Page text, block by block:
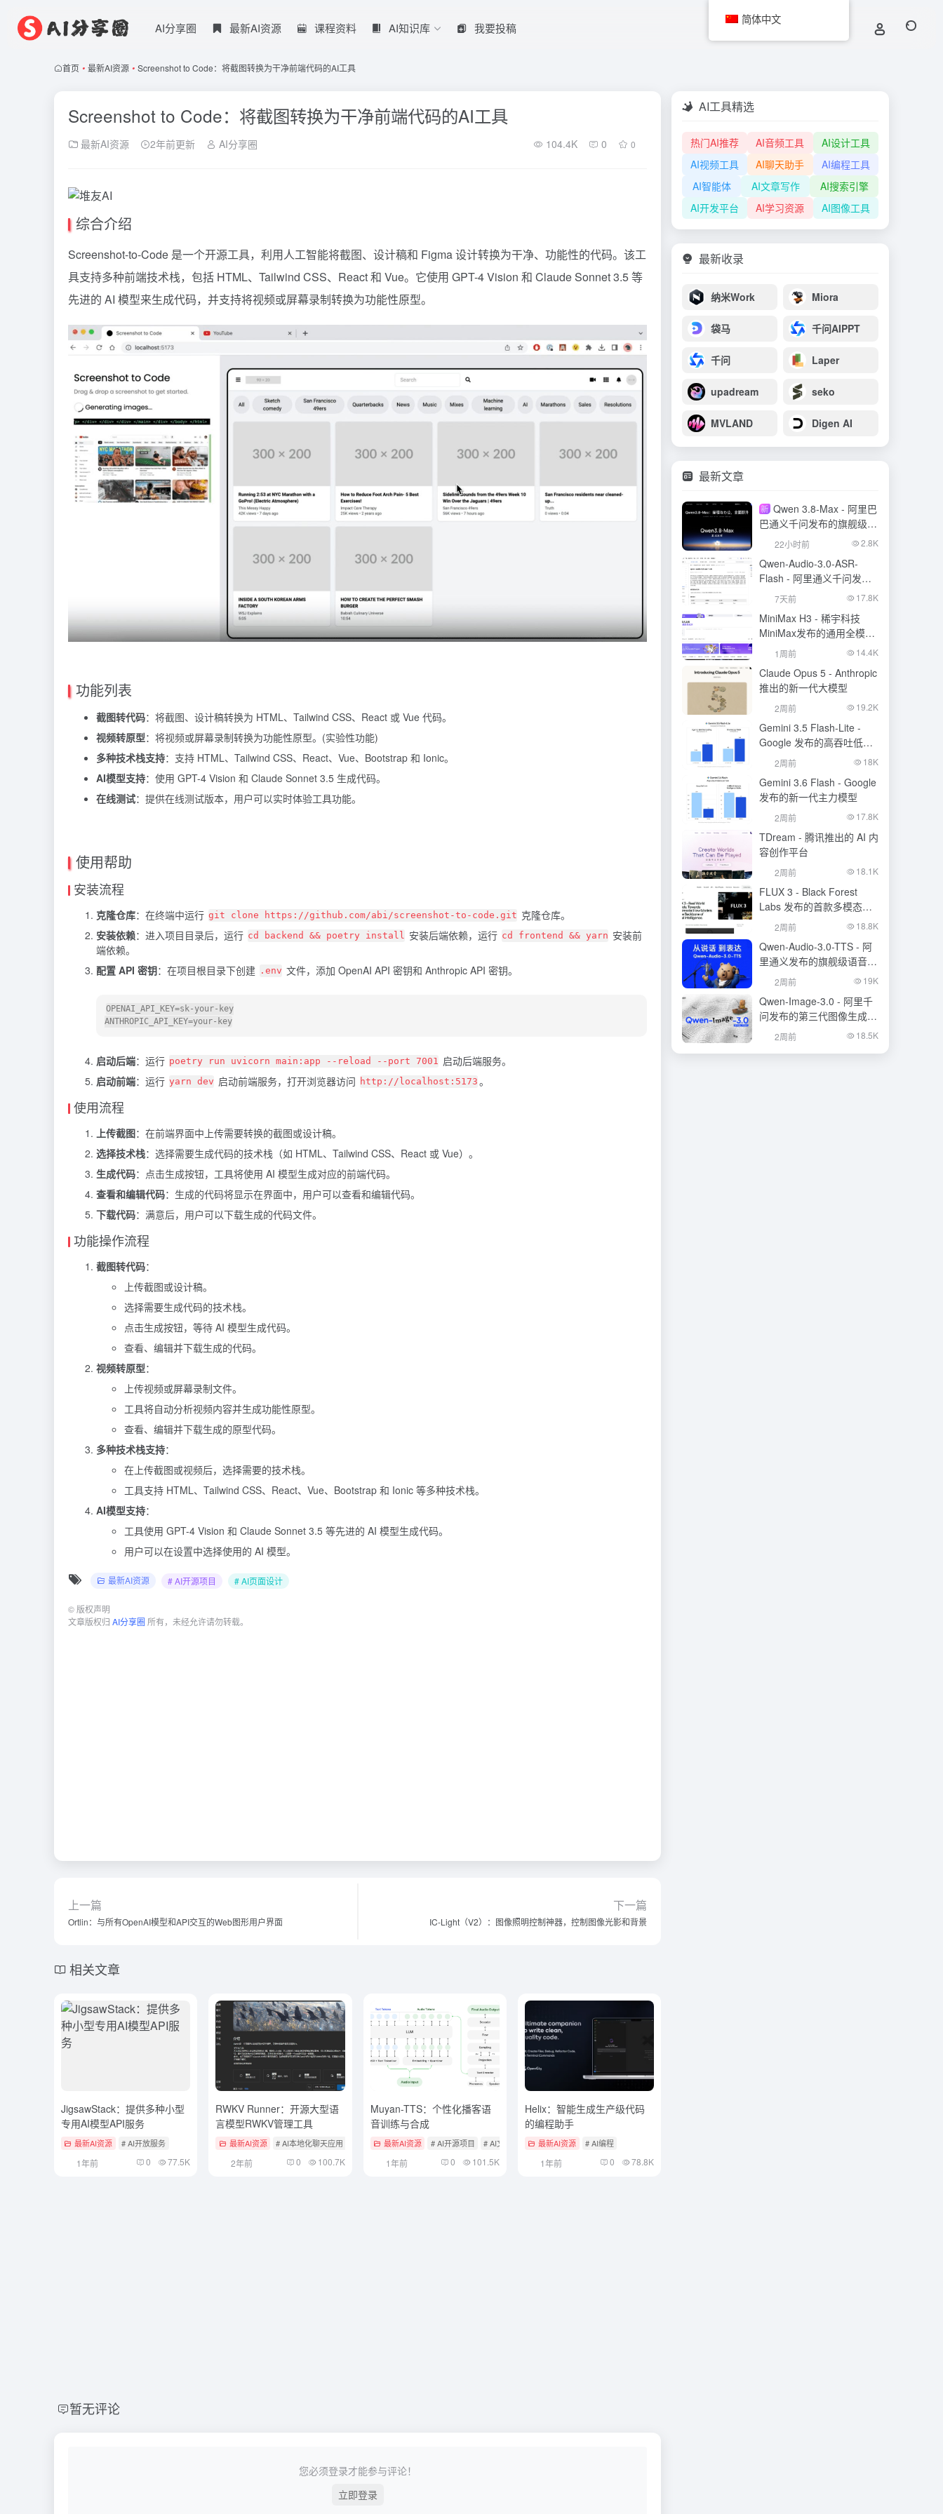
AI分享圈 最新AI资源 课程资料 AI知识库 我要投稿
首页 • 最新AI资源 • Screenshot to Code：将截图转换为干净前端代码的AI工具
Screenshot to Code：将截图转换为干净前端代码的AI工具
最新AI资源 2年前更新 AI分享圈 104.4K 0 0
综合介绍
Screenshot-to-Code 是一个开源工具，利用人工智能将截图、设计稿和 Figma 设计转换为干净、功能性的代码。该工
具支持多种前端技术栈，包括 HTML、Tailwind CSS、React 和 Vue。它使用 GPT-4 Vision 和 ClaudeSonnet 3.5 等
先进的 AI 模型来生成代码，并支持将视频或屏幕录制转换为功能性原型。
功能列表
截图转代码：将截图、设计稿转换为 HTML、Tailwind CSS、React 或 Vue 代码。
视频转原型：将视频或屏幕录制转换为功能性原型。(实验性功能)
多种技术栈支持：支持 HTML、Tailwind CSS、React、Vue、Bootstrap 和 Ionic。
AI模型支持：使用 GPT-4 Vision 和 Claude Sonnet 3.5 生成代码。
在线测试：提供在线测试版本，用户可以实时体验工具功能。
使用帮助
安装流程
克隆仓库：在终端中运行 git clone https://github.com/abi/screenshot-to-code.git 克隆仓库。
安装依赖：进入项目目录后，运行 cd backend && poetry install 安装后端依赖，运行 cd frontend && yarn 安装前
端依赖。
配置 API 密钥：在项目根目录下创建 .env 文件，添加 OpenAI API 密钥和 Anthropic API 密钥。
OPENAI_API_KEY=sk-your-key
启动后端：运行 poetry run uvicorn main:app --reload --port 7001 启动后端服务。
启动前端：运行 yarn dev 启动前端服务，打开浏览器访问 http://localhost:5173 。
使用流程
上传截图：在前端界面中上传需要转换的截图或设计稿。
选择技术栈：选择需要生成代码的技术栈（如 HTML、Tailwind CSS、React 或 Vue）。
生成代码：点击生成按钮，工具将使用 AI 模型生成对应的前端代码。
查看和编辑代码：生成的代码将显示在界面中，用户可以查看和编辑代码。
下载代码：满意后，用户可以下载生成的代码文件。
功能操作流程
截图转代码：
上传截图或设计稿。
选择需要生成代码的技术栈。
点击生成按钮，等待 AI 模型生成代码。
查看、编辑并下载生成的代码。
视频转原型：
上传视频或屏幕录制文件。
工具将自动分析视频内容并生成功能性原型。
查看、编辑并下载生成的原型代码。
多种技术栈支持：
在上传截图或视频后，选择需要的技术栈。
工具支持 HTML、Tailwind CSS、React、Vue、Bootstrap 和 Ionic 等多种技术栈。
AI模型支持：
工具使用 GPT-4 Vision 和 Claude Sonnet 3.5 等先进的 AI 模型生成代码。
用户可以在设置中选择使用的 AI 模型。
最新AI资源 # AI开源项目 # AI页面设计
© 版权声明
文章版权归 AI分享圈 所有，未经允许请勿转载。
上一篇
Ortlin：与所有OpenAI模型和API交互的Web图形用户界面
下一篇
IC-Light（V2）：图像照明控制神器，控制图像光影和背景
相关文章
JigsawStack：提供多种小型
专用AI模型API服务
最新AI资源 # AI开放服务
1年前 0 77.5K
RWKV Runner：开源大型语
言模型RWKV管理工具
最新AI资源 # AI本地化聊天应用 # 本地部署开源大模型工具
2年前 0 100.7K
Muyan-TTS：个性化播客语
音训练与合成
最新AI资源 # AI开源项目 # AI文本转语音
1年前 0 101.5K
Helix：智能生成生产级代码
的编程助手
最新AI资源 # AI编程
1年前 0 78.8K
暂无评论
您必须登录才能参与评论！
立即登录
AI工具精选
热门AI推荐 AI音频工具
AI设计工具
AI视频工具
AI聊天助手
AI编程工具
AI智能体
AI文章写作
AI搜索引擎
AI开发平台
AI学习资源 AI图像工具
最新收录
纳米Work Miora
袋马 千问AIPPT
千问 Laper
upadream seko
MVLAND Digen AI
最新文章
新 Qwen 3.8-Max - 阿里巴
巴通义千问发布的旗舰级大
模型22小时前 2.8K
Qwen-Audio-3.0-ASR-
Flash - 阿里通义千问发布
的语音识别大模型
7天前 17.8K
MiniMax H3 - 稀宇科技
MiniMax发布的通用全模态
生成模型
1周前 14.4K
Claude Opus 5 - Anthropic
推出的新一代大模型
2周前 19.2K
Gemini 3.5 Flash-Lite -
Google 发布的高吞吐低成
本模型
2周前 18K
Gemini 3.6 Flash - Google
发布的新一代主力模型
2周前 17.8K
TDream - 腾讯推出的 AI 内
容创作平台
2周前 18.1K
FLUX 3 - Black Forest
Labs 发布的首款多模态基
础模型
2周前 18.8K
Qwen-Audio-3.0-TTS - 阿
里通义发布的旗舰级语音合
成大模型
2周前 19K
Qwen-Image-3.0 - 阿里千
问发布的第三代图像生成基
础模型
2周前 18.5K
简体中文